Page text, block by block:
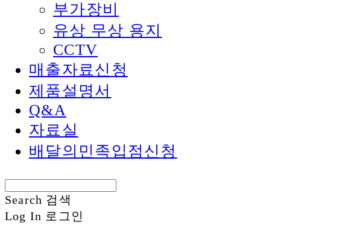
부가장비
유상 무상 용지
CCTV
매출자료신청
제품설명서
Q&A
자료실
배달의민족입점신청
Search 검색
Log In 로그인